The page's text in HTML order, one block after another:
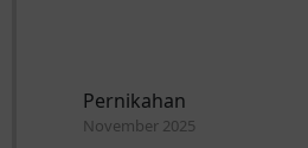
Pernikahan
November 2025